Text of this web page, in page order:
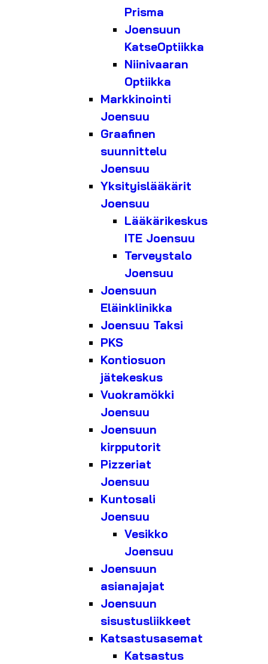
Prisma
Joensuun
KatseOptiikka
Niinivaaran
Optiikka
Markkinointi
Joensuu
Graafinen
suunnittelu
Joensuu
Yksityislääkärit
Joensuu
Lääkärikeskus
ITE Joensuu
Terveystalo
Joensuu
Joensuun
Eläinklinikka
Joensuu Taksi
PKS
Kontiosuon
jätekeskus
Vuokramökki
Joensuu
Joensuun
kirpputorit
Pizzeriat
Joensuu
Kuntosali
Joensuu
Vesikko
Joensuu
Joensuun
asianajajat
Joensuun
sisustusliikkeet
Katsastusasemat
Katsastus